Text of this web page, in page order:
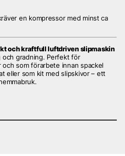
en kompressor med minst ca
och kraftfull luftdriven slipmaskin
gradning. Perfekt för
som förarbete innan spackel
eller som kit med slipskivor – ett